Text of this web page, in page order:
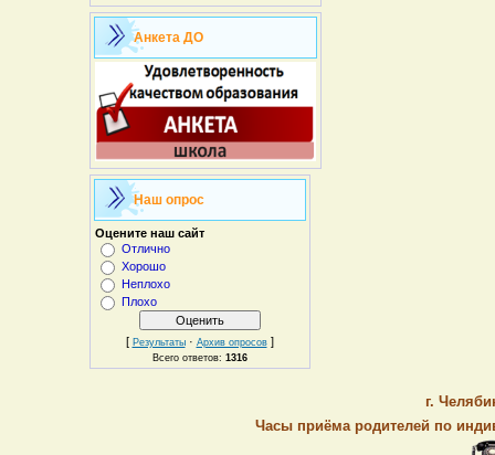
Анкета ДО
Наш опрос
Оцените наш сайт
Отлично
Хорошо
Неплохо
Плохо
[ Результаты· Архив опросов]
Всего ответов: 1316
г.
Часы приёма родителей по